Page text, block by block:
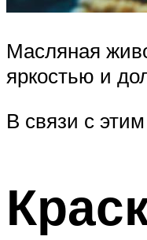
Масляная
яркостью и
В связи с